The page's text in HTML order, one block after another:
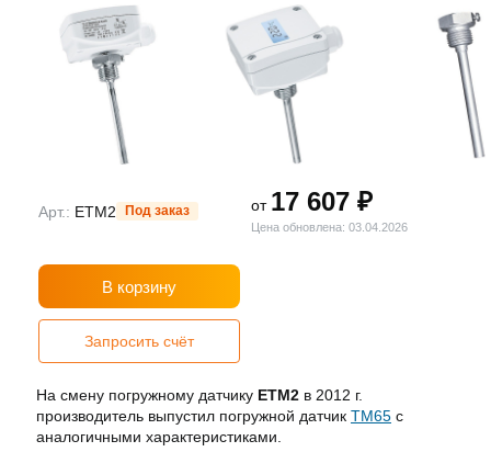
Арт.: ETM2 Под заказ от 17 607 ₽
Цена обновлена: 03.04.2026
В корзину
Запросить счёт
На смену погружному датчику ETM2 в 2012 г.
производитель выпустил погружной датчик TM65 с
аналогичными характеристиками.